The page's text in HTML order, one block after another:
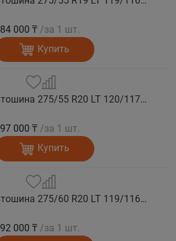
84 000 ₸ /за 1 шт.
Купить
COMFORSER Автошина 275/55 R20 LT 120/117S CF1100 10PR RWL лето
97 000 ₸ /за 1 шт.
Купить
COMFORSER Автошина 275/60 R20 LT 119/116S CF1100 8PR RWL лето
92 000 ₸ /за 1 шт.